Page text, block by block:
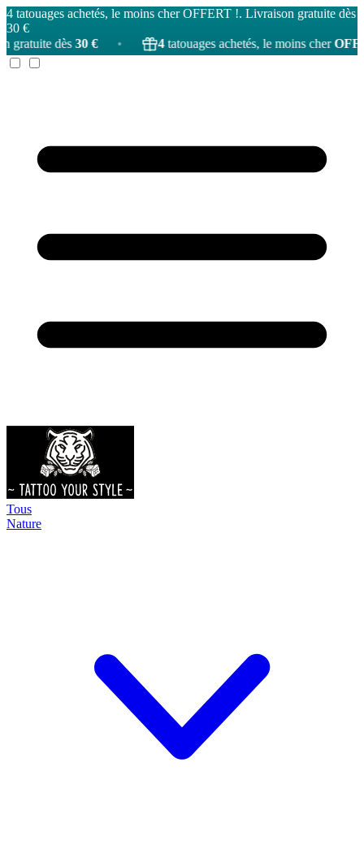
4 tatouages achetés, le moins cher OFFERT !. Livraison gratuite dès
30 €
€
• 4tatouages achetés, le moins cherOFFERT! •
Tous
Nature